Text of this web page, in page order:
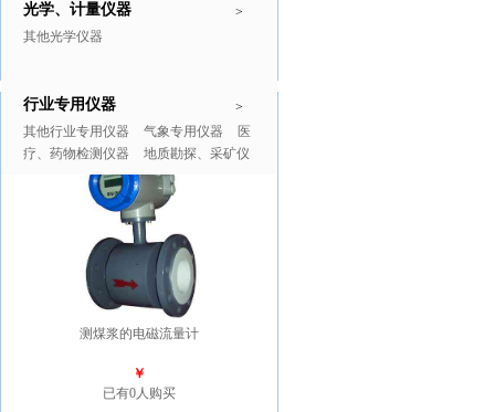
>
光学、计量仪器
其他光学仪器
>
行业专用仪器
其他行业专用仪器 气象专用仪器
医
疗、药物检测仪器
地质勘探、采矿仪
推广商品 更多>>
测煤浆的电磁流量计
￥
已有0人购买